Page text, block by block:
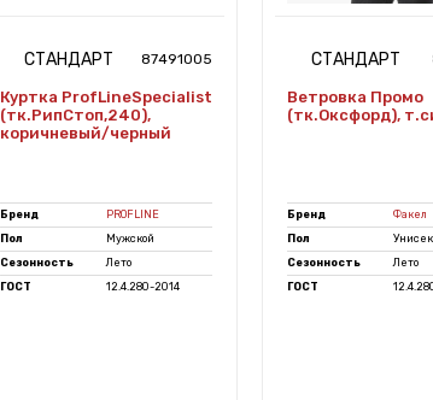
СТАНДАРТ 87491005
Куртка ProfLineSpecialist
(тк.РипСтоп,240),
коричневый/черный
Бренд
PROFLINE
Пол
Мужской
Сезонность
Лето
ГОСТ
12.4.280-2014
СТАНДАРТ
Ветровка Промо
(тк.Оксфорд),
Бренд
Факел
Пол
Сезонность
Лето
ГОСТ